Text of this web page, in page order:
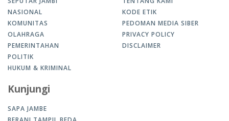
NASIONAL
KOMUNITAS
OLAHRAGA
PEMERINTAHAN
POLITIK
HUKUM & KRIMINAL
KODE ETIK
PEDOMAN MEDIA SIBER
PRIVACY POLICY
DISCLAIMER
Kunjungi
SAPA JAMBE